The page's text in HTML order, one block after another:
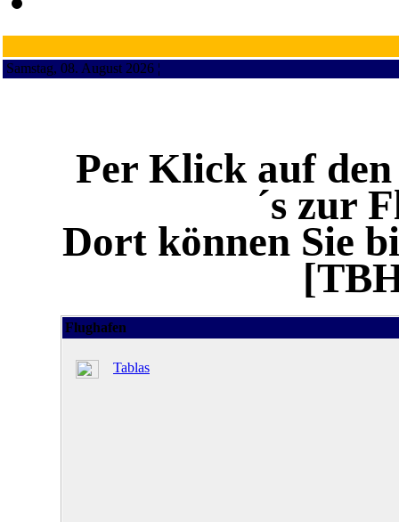
Samstag, 08. August 2026 ¦
Per Klick auf
´s zur
Dort können Sie
Flughafen
Tablas